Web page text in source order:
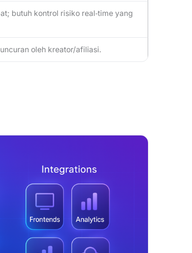
butuh kontrol risiko real‑time yang
oleh kreator/afiliasi.